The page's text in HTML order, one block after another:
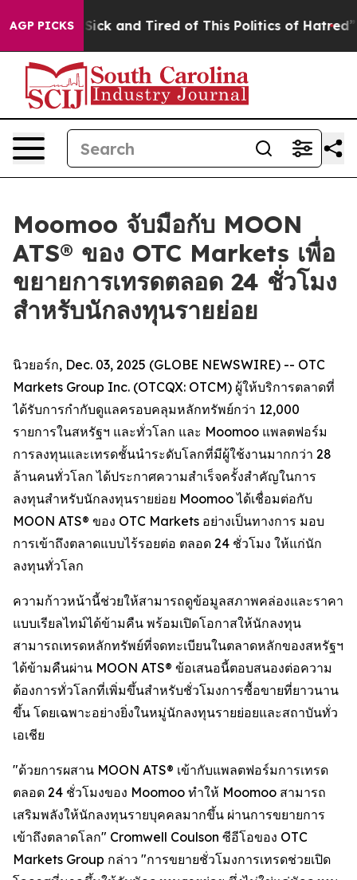
AGP PICKS
Are Sick and Tired of This Politics of Hatred” The
Moomoo จับมือกับ MOON
ATS® ของ OTC Markets เพื่อ
ขยายการเทรดตลอด 24 ชั่วโมง
สำหรับนักลงทุนรายย่อย
นิวยอร์ก, Dec. 03, 2025 (GLOBE NEWSWIRE) -- OTC
Markets Group Inc. (OTCQX: OTCM) ผู้ให้บริการตลาดที่
ได้รับการกำกับดูแลครอบคลุมหลักทรัพย์กว่า 12,000
รายการในสหรัฐฯ และทั่วโลก และ Moomoo แพลตฟอร์ม
การลงทุนและเทรดชั้นนำระดับโลกที่มีผู้ใช้งานมากกว่า 28
ล้านคนทั่วโลก ได้ประกาศความสำเร็จครั้งสำคัญในการ
ลงทุนสำหรับนักลงทุนรายย่อย Moomoo ได้เชื่อมต่อกับ
MOON ATS® ของ OTC Markets อย่างเป็นทางการ มอบ
การเข้าถึงตลาดแบบไร้รอยต่อ ตลอด 24 ชั่วโมง ให้แก่นัก
ลงทุนทั่วโลก
ความก้าวหน้านี้ช่วยให้สามารถดูข้อมูลสภาพคล่องและราคา
แบบเรียลไทม์ได้ข้ามคืน พร้อมเปิดโอกาสให้นักลงทุน
สามารถเทรดหลักทรัพย์ที่จดทะเบียนในตลาดหลักของสหรัฐฯ
ได้ข้ามคืนผ่าน MOON ATS® ข้อเสนอนี้ตอบสนองต่อความ
ต้องการทั่วโลกที่เพิ่มขึ้นสำหรับชั่วโมงการซื้อขายที่ยาวนาน
ขึ้น โดยเฉพาะอย่างยิ่งในหมู่นักลงทุนรายย่อยและสถาบันทั่ว
เอเชีย
"ด้วยการผสาน MOON ATS® เข้ากับแพลตฟอร์มการเทรด
ตลอด 24 ชั่วโมงของ Moomoo ทำให้ Moomoo สามารถ
เสริมพลังให้นักลงทุนรายบุคคลมากขึ้น ผ่านการขยายการ
เข้าถึงตลาดโลก" Cromwell Coulson ซีอีโอของ OTC
Markets Group กล่าว "การขยายชั่วโมงการเทรดช่วยเปิด